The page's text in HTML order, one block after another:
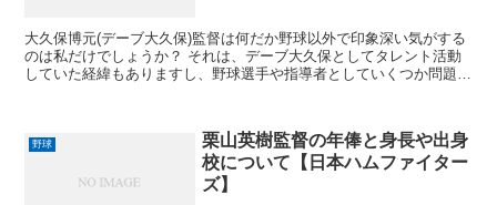
大久保博元(デーブ大久保)監督は何だか野球以外で印象深い気がする
のは私だけでしょうか？ それは、デーブ大久保としてタレント活動
していた経緯もありますし、野球選手や指導者としていくつか問題を
野球
栗山英樹監督の年俸と身長や出身
校について【日本ハムファイター
ズ】